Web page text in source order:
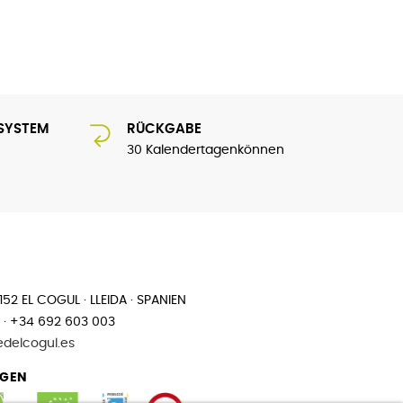
RÜCKGABE
30 Kalendertagenkönnen
EL COGUL · LLEIDA · SPANIEN
· +34 692 603 003